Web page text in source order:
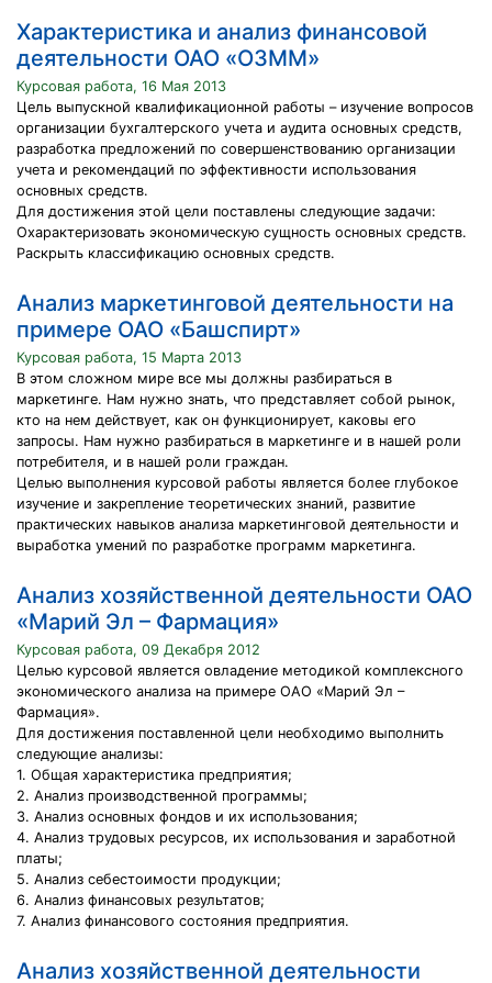
Характеристика и анализ финансовой
деятельности ОАО «ОЗММ»
Курсовая работа, 16 Мая 2013
Цель выпускной квалификационной работы – изучение вопросов
организации бухгалтерского учета и аудита основных средств,
разработка предложений по совершенствованию организации
учета и рекомендаций по эффективности использования
основных средств.
Для достижения этой цели поставлены следующие задачи:
Охарактеризовать экономическую сущность основных средств.
Раскрыть классификацию основных средств.
Анализ маркетинговой деятельности на
примере ОАО «Башспирт»
Курсовая работа, 15 Марта 2013
В этом сложном мире все мы должны разбираться в
маркетинге. Нам нужно знать, что представляет собой рынок,
кто на нем действует, как он функционирует, каковы его
запросы. Нам нужно разбираться в маркетинге и в нашей роли
потребителя, и в нашей роли граждан.
Целью выполнения курсовой работы является более глубокое
изучение и закрепление теоретических знаний, развитие
практических навыков анализа маркетинговой деятельности и
выработка умений по разработке программ маркетинга.
Анализ хозяйственной деятельности ОАО
«Марий Эл – Фармация»
Курсовая работа, 09 Декабря 2012
Целью курсовой является овладение методикой комплексного
экономического анализа на примере ОАО «Марий Эл –
Фармация».
Для достижения поставленной цели необходимо выполнить
следующие анализы:
1. Общая характеристика предприятия;
2. Анализ производственной программы;
3. Анализ основных фондов и их использования;
4. Анализ трудовых ресурсов, их использования и заработной
платы;
5. Анализ себестоимости продукции;
6. Анализ финансовых результатов;
7. Анализ финансового состояния предприятия.
Анализ хозяйственной деятельности